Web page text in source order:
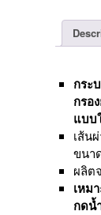
กระ
กรอ
แบบ
เส้น
ขนา
ผลิต
เหม
กดน้